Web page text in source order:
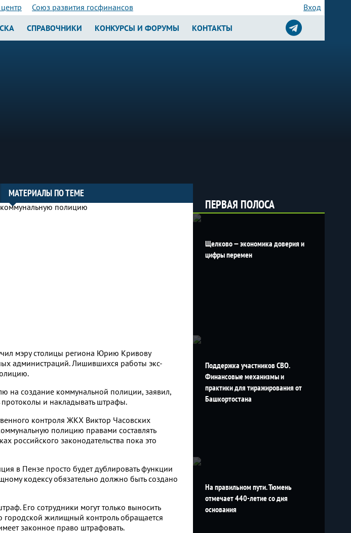
Союз развития госфинансов Вход
СПРАВОЧНИКИ КОНКУРСЫ И ФОРУМЫ КОНТАКТЫ
МАТЕРИАЛЫ ПО ТЕМЕ
мэру столицы региона Юрию Кривову
администраций. Лишившихся работы экс-
на создание коммунальной полиции, заявил,
протоколы и накладывать штрафы.
контроля ЖКХ Виктор Часовских
полицию правами составлять
российского законодательства пока это
в Пензе просто будет дублировать функции
кодексу обязательно должно быть создано
Его сотрудники могут только выносить
городской жилищный контроль обращается
законное право штрафовать.
ПЕРВАЯ ПОЛОСА
Щелково — экономика доверия и
цифры перемен
Поддержка участников СВО.
Финансовые механизмы и
практики для тиражирования от
Башкортостана
На правильном пути. Тюмень
отмечает 440-летие со дня
основания